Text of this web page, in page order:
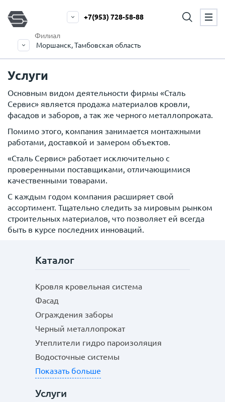
Филиал
Моршанск, Тамбовская область
+7(953) 728-58-88
Услуги
Основным видом деятельности фирмы «Сталь
Сервис» является продажа материалов кровли,
фасадов и заборов, а так же черного металлопроката.
Помимо этого, компания занимается монтажными
работами, доставкой и замером объектов.
«Сталь Сервис» работает исключительно с
проверенными поставщиками, отличающимися
качественными товарами.
С каждым годом компания расширяет свой
ассортимент. Тщательно следить за мировым рынком
строительных материалов, что позволяет ей всегда
быть в курсе последних инноваций.
Каталог
Кровля кровельная система
Фасад
Ограждения заборы
Черный металлопрокат
Утеплители гидро пароизоляция
Водосточные системы
Показать больше
Услуги